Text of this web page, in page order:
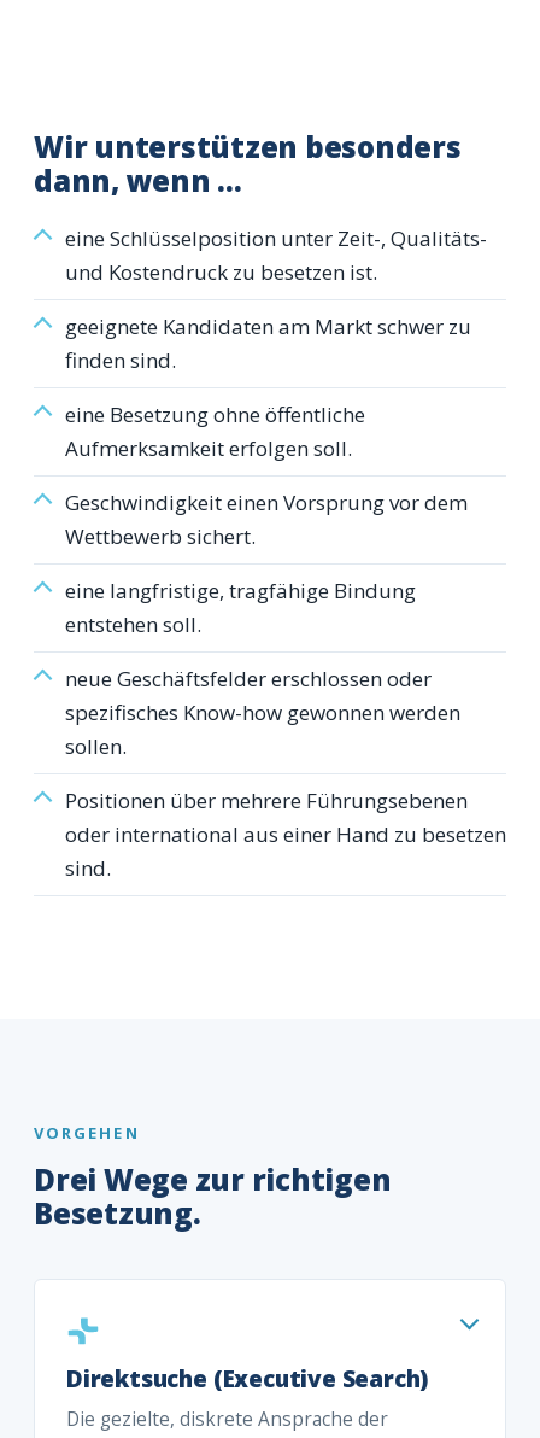
Wir unterstützen besonders
dann, wenn …
eine Schlüsselposition unter Zeit-, Qualitäts-
und Kostendruck zu besetzen ist.
geeignete Kandidaten am Markt schwer zu
finden sind.
eine Besetzung ohne öffentliche
Aufmerksamkeit erfolgen soll.
Geschwindigkeit einen Vorsprung vor dem
Wettbewerb sichert.
eine langfristige, tragfähige Bindung
entstehen soll.
neue Geschäftsfelder erschlossen oder
spezifisches Know-how gewonnen werden
sollen.
Positionen über mehrere Führungsebenen
oder international aus einer Hand zu besetzen
sind.
VORGEHEN
Drei Wege zur richtigen
Besetzung.
Direktsuche (Executive Search)
Die gezielte, diskrete Ansprache der